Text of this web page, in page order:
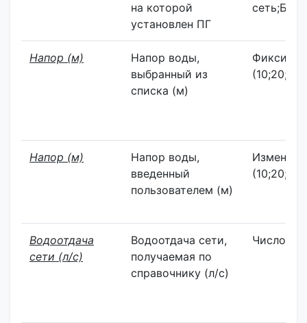
на которой
установлен ПГ
Напор (м)
Напор воды,
выбранный из
списка (м)
Напор (м)
Напор воды,
введенный
пользователем (м)
Водоотдача
сети (л/с)
Водоотдача сети,
получаемая по
справочнику (л/с)
Число